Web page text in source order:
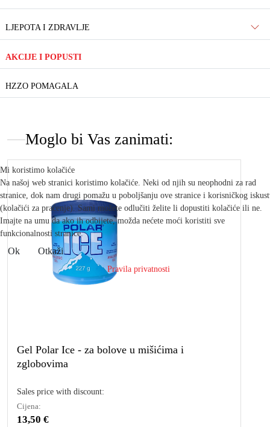
LJEPOTA I ZDRAVLJE
AKCIJE I POPUSTI
HZZO POMAGALA
Moglo bi Vas zanimati:
Gel Polar Ice - za bolove u mišićima i
zglobovima
Sales price with discount:
Cijena:
13,50 €
Mi koristimo kolačiće
Na našoj web stranici koristimo kolačiće. Neki od njih su neophodni za rad
stranice, dok nam drugi pomažu u poboljšanju ove stranice i korisničkog
(kolačići za praćenje). Sami možete odlučiti želite li dopustiti kolačiće ili ne.
Imajte na umu da ako ih odbijete, možda nećete moći koristiti sve
funkcionalnosti stranice.
Ok Otkaži
Pravila privatnosti